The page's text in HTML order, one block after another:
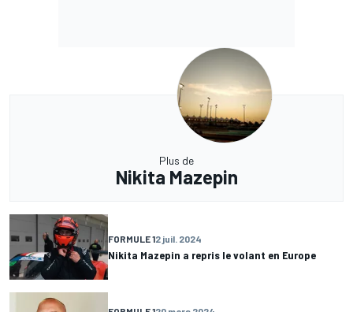
Plus de
Nikita Mazepin
FORMULE 12 juil. 2024
Nikita Mazepin a repris le volant en Europe